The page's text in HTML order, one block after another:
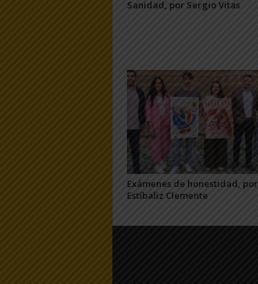
Sanidad, por Sergio Vitas
Exámenes de honestidad, por
Estíbaliz Clemente